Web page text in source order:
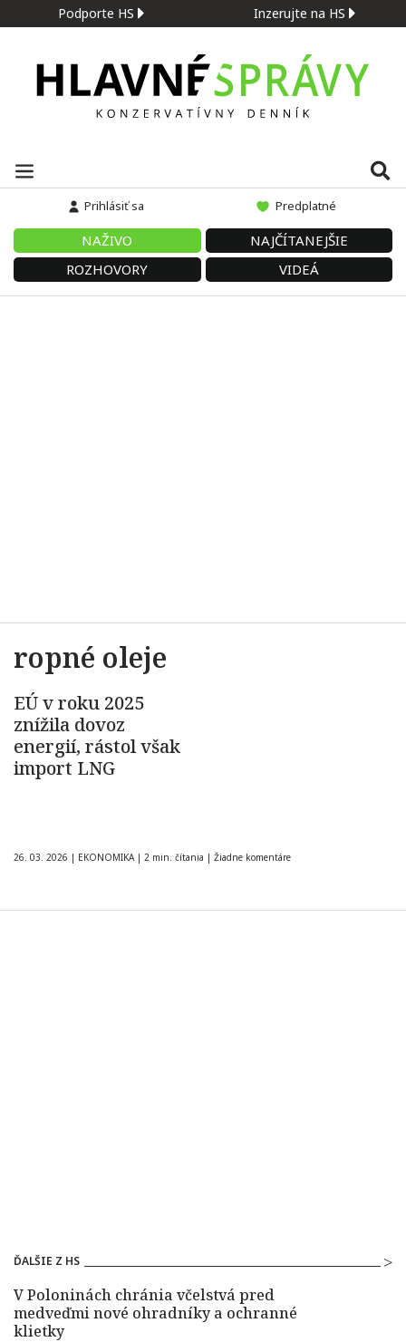
Podporte HS Inzerujte na HS
Prihlásiť sa Predplatné
NAŽIVO
NAJČÍTANEJŠIE
ROZHOVORY
VIDEÁ
ropné oleje
EÚ v roku 2025
znížila dovoz
energií, rástol však
import LNG
26. 03. 2026 | EKONOMIKA | 2 min. čítania | Žiadne komentáre
ĎALŠIE Z HS
V Poloninách chránia včelstvá pred
medveďmi nové ohradníky a ochranné
klietky